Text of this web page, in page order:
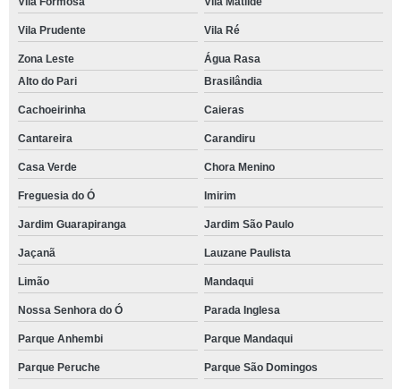
Vila Prudente Vila Ré
Zona Leste
Água Rasa
Alto do Pari
Brasilândia
Cachoeirinha Caieras
Cantareira Carandiru
Casa Verde Chora Menino
Freguesia do Ó Imirim
Jardim Guarapiranga Jardim São Paulo
Jaçanã Lauzane Paulista
Limão Mandaqui
Nossa Senhora do Ó Parada Inglesa
Parque Anhembi Parque Mandaqui
Parque Peruche Parque São Domingos